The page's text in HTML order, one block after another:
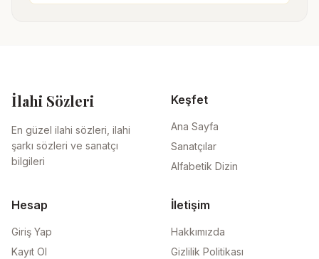
İlahi Sözleri
En güzel ilahi sözleri, ilahi
şarkı sözleri ve sanatçı
bilgileri
Keşfet
Ana Sayfa
Sanatçılar
Alfabetik Dizin
Hesap
Giriş Yap
Kayıt Ol
İletişim
Hakkımızda
Gizlilik Politikası